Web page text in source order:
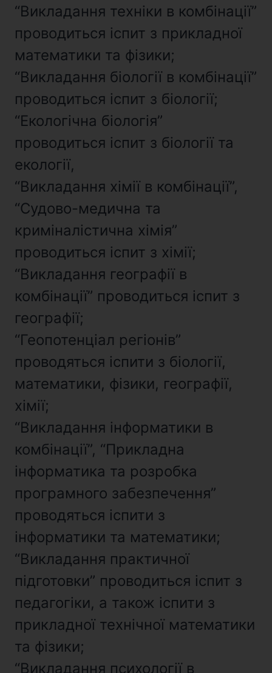
“Викладання техніки в комбінації”
проводиться іспит з прикладної
математики та фізики;
“Викладання біології в комбінації”
проводиться іспит з біології;
“Екологічна біологія”
проводиться іспит з біології та
екології,
“Викладання хімії в комбінації”,
“Судово-медична та
криміналістична хімія”
проводиться іспит з хімії;
“Викладання географії в
комбінації” проводиться іспит з
географії;
“Геопотенціал регіонів”
проводяться іспити з біології,
математики, фізики, географії,
хімії;
“Викладання інформатики в
комбінації”, “Прикладна
інформатика та розробка
програмного забезпечення”
проводяться іспити з
інформатики та математики;
“Викладання практичної
підготовки” проводиться іспит з
педагогіки, а також іспити з
прикладної технічної математики
та фізики;
“Викладання психології в